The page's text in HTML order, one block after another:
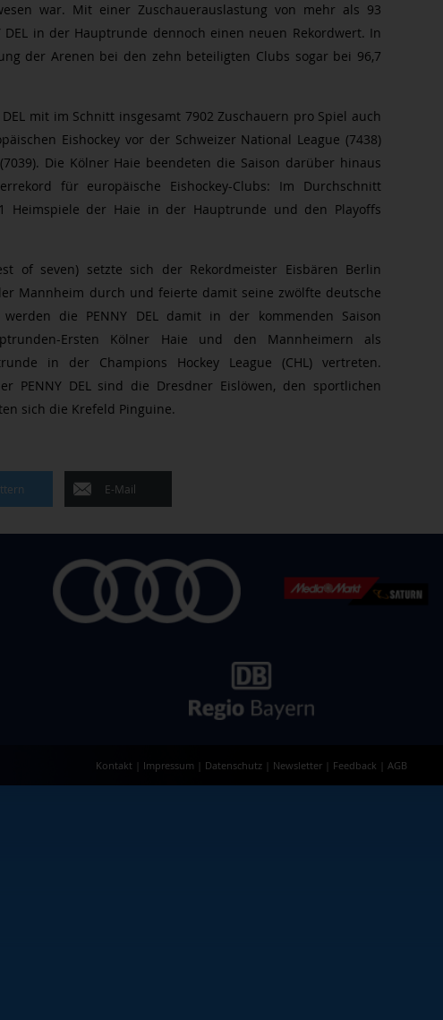
war. Mit einer Zuschauerauslastung von mehr als 93
DEL in der Hauptrunde dennoch einen neuen Rekordwert. In
der Arenen bei den zehn beteiligten Clubs sogar bei 96,7
mit im Schnitt insgesamt 7902 Zuschauern pro Spiel auch
Eishockey vor der Schweizer National League (7438)
Die Kölner Haie beendeten die Saison darüber hinaus
für europäische Eishockey-Clubs: Im Durchschnitt
Heimspiele der Haie in der Hauptrunde und den Playoffs
of seven) setzte sich der Rekordmeister Eisbären Berlin
Mannheim durch und feierte damit seine zwölfte deutsche
die PENNY DEL damit in der kommenden Saison
Ersten Kölner Haie und den Mannheimern als
in der Champions Hockey League (CHL) vertreten.
PENNY DEL sind die Dresdner Eislöwen, den sportlichen
sich die Krefeld Pinguine.
E-Mail
Kontakt Impressum Datenschutz Newsletter Feedback AGB